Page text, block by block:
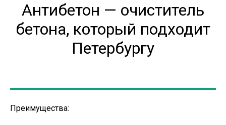
Антибетон — очиститель
бетона, который подходит
Петербургу
Преимущества: